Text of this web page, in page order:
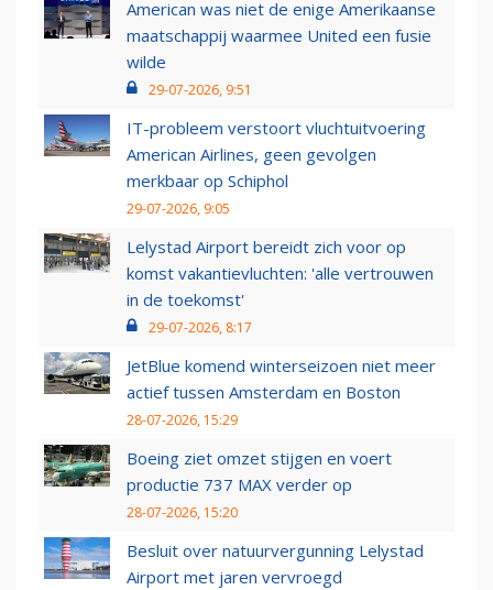
American was niet de enige Amerikaanse
maatschappij waarmee United een fusie
wilde
29-07-2026, 9:51
IT-probleem verstoort vluchtuitvoering
American Airlines, geen gevolgen
merkbaar op Schiphol
29-07-2026, 9:05
Lelystad Airport bereidt zich voor op
komst vakantievluchten: 'alle vertrouwen
in de toekomst'
29-07-2026, 8:17
JetBlue komend winterseizoen niet meer
actief tussen Amsterdam en Boston
28-07-2026, 15:29
Boeing ziet omzet stijgen en voert
productie 737 MAX verder op
28-07-2026, 15:20
Besluit over natuurvergunning Lelystad
Airport met jaren vervroegd